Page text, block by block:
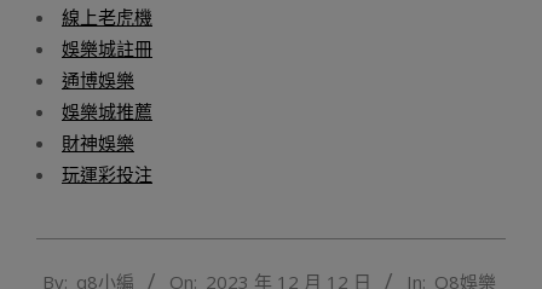
線上老虎機
娛樂城註冊
通博娛樂
娛樂城推薦
財神娛樂
玩運彩投注
By: q8小編 On: 2023 年 12 月 12 日 In: Q8娛樂